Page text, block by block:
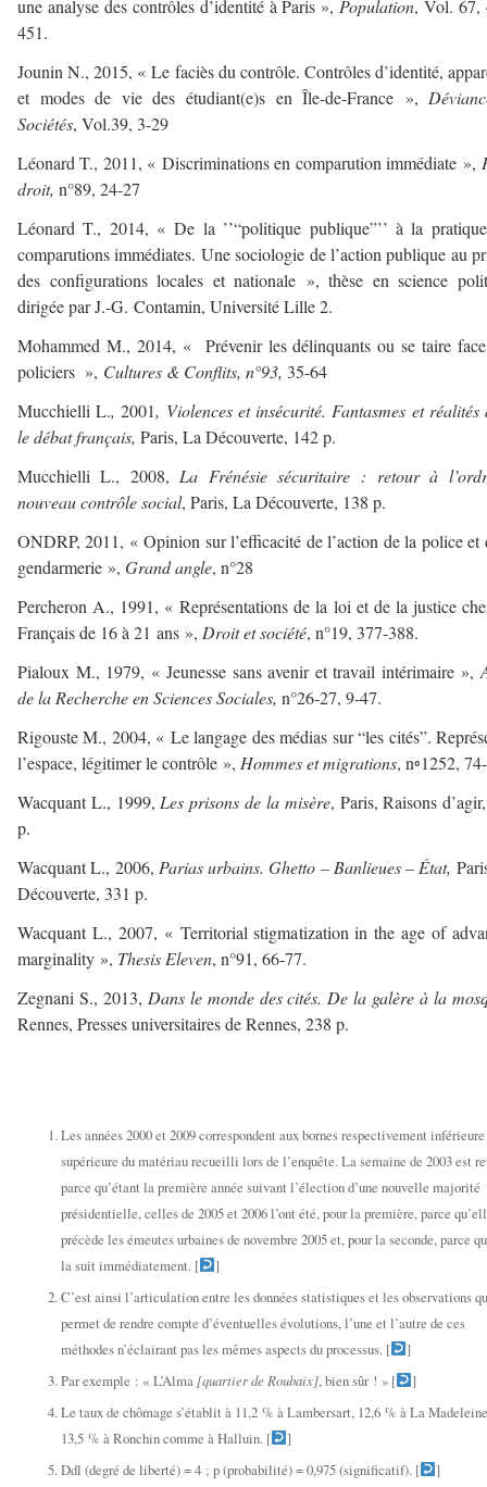
une analyse des contrôles d’identité à Paris », Population, Vol. 67,
451.
Jounin N., 2015, « Le faciès du contrôle. Contrôles d’identité,
et modes de vie des étudiant(e)s en Île-de-France »,
Sociétés, Vol.39, 3-29
Léonard T., 2011, « Discriminations en comparution immédiate »,
droit, n°89, 24-27
Léonard T., 2014, « De la ’’“politique publique”’’ à la
comparutions immédiates. Une sociologie de l’action publique au
des configurations locales et nationale », thèse en science
dirigée par J.-G. Contamin, Université Lille 2.
Mohammed M., 2014, « ‪Prévenir les délinquants ou se taire
policiers‪ », Cultures & Conflits, n°93, 35-64
Mucchielli L.,2001, Violences et insécurité. Fantasmes et réalités
le débat français, Paris, La Découverte, 142 p.
Mucchielli L., 2008, La Frénésie sécuritaire : retour à
nouveau contrôle social, Paris, La Découverte, 138 p.
ONDRP, 2011, « Opinion sur l’efficacité de l’action de la police et
gendarmerie », Grand angle, n°28
Percheron A., 1991, « Représentations de la loi et de la justice
Français de 16 à 21 ans », Droit et société, n°19, 377-388.
Pialoux M., 1979, « Jeunesse sans avenir et travail intérimaire »,
de la Recherche en Sciences Sociales, n°26-27, 9-47.
Rigouste M., 2004, « Le langage des médias sur “les cités”.
l’espace, légitimer le contrôle », Hommes et migrations, n◦1252,
Wacquant L., 1999, Les prisons de la misère, Paris, Raisons
p.
Wacquant L., 2006, Parias urbains. Ghetto – Banlieues – État,
Découverte, 331 p.
Wacquant L., 2007, « Territorial stigmatization in the age of
marginality », Thesis Eleven, n°91, 66-77.
Zegnani S., 2013, Dans le monde des cités. De la galère à la
Rennes, Presses universitaires de Rennes, 238 p.
Les années 2000 et 2009 correspondent aux bornes respectivement
supérieure du matériau recueilli lors de l’enquête. La semaine de 2003 est
parce qu’étant la première année suivant l’élection d’une nouvelle majorité
présidentielle, celles de 2005 et 2006 l’ont été, pour la première, parce
précède les émeutes urbaines de novembre 2005 et, pour la seconde, parce
la suit immédiatement. [
]
C’est ainsi l’articulation entre les données statistiques et les observations
permet de rendre compte d’éventuelles évolutions, l’une et l’autre de ces
méthodes n’éclairant pas les mêmes aspects du processus. [
]
Par exemple : « L’Alma [quartier de Roubaix], bien sûr ! » [
]
Le taux de chômage s’établit à 11,2 % à Lambersart, 12,6 % à La
13,5 % à Ronchin comme à Halluin. [
]
Ddl (degré de liberté) = 4 ; p (probabilité) = 0,975 (significatif). [
]